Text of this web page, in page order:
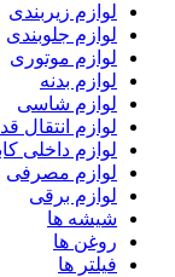
لوازم زیربندی
لوازم جلوبندی
لوازم موتوری
لوازم بدنه
لوازم شاسی
لوازم انتقال
لوازم داخلی
لوازم مصرفی
لوازم برقی
شیشه ها
روغن ها
فیلتر ها